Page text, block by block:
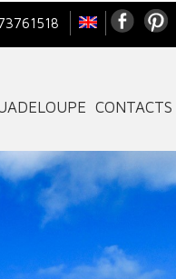
CONTACTS